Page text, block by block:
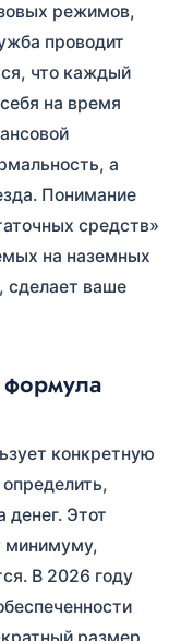
режимов,
проводит
что каждый
на время
а
Понимание
средств»
на наземных
сделает ваше
формула
конкретную
денег. Этот
минимуму,
В 2026 году